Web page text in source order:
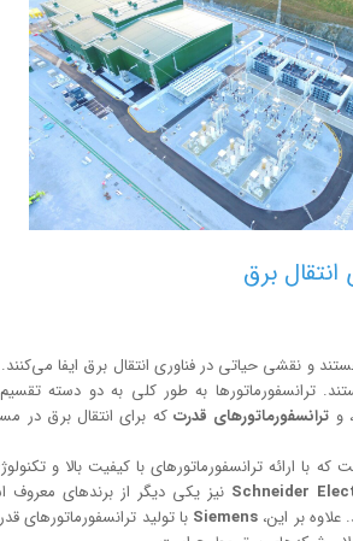
برق
و نقشی حیاتی در فناوری انتقال برق ایفا می‌کنند.
ترانسفورماتورها به طور کلی به دو دسته
و ترانسفورماتورهای قدرت که برای انتقال برق در
که با ارائه ترانسفورماتورهای با کیفیت بالا و
Schneider نیز یکی دیگر از برندهای معروف
بر این، Siemens با تولید ترانسفورماتورهای